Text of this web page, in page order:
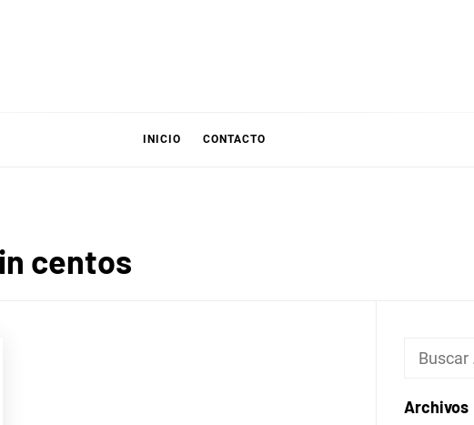
INICIO CONTACTO
centos
Buscar:
Archivos